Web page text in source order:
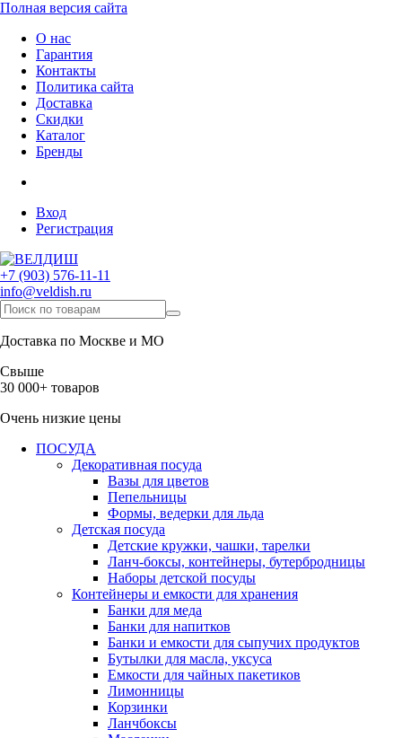
Полная версия сайта
О нас
Гарантия
Контакты
Политика сайта
Доставка
Скидки
Каталог
Бренды
Вход
Регистрация
+7 (903) 576-11-11
info@veldish.ru
Доставка по Москве и МО
Свыше
30 000+ товаров
Очень низкие цены
ПОСУДА
Декоративная посуда
Вазы для цветов
Пепельницы
Формы, ведерки для льда
Детская посуда
Детские кружки, чашки, тарелки
Ланч-боксы, контейнеры, бутербродницы
Наборы детской посуды
Контейнеры и емкости для хранения
Банки для меда
Банки для напитков
Банки и емкости для сыпучих продуктов
Бутылки для масла, уксуса
Емкости для чайных пакетиков
Лимонницы
Корзинки
Ланчбоксы